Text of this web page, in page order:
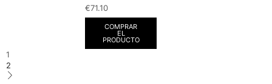
€71.10
COMPRAR
EL
PRODUCTO
1
2